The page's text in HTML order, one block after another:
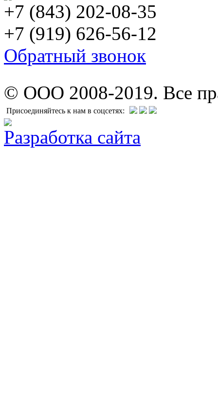
+7 (843) 202-08-35
+7 (919) 626-56-12
Обратный звонок
© ООО 2008-2019. Все
Присоединяйтесь к нам в соцсетях:
Разработка сайта